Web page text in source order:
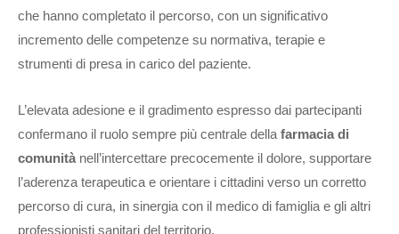
che hanno completato il percorso, con un significativo
incremento delle competenze su normativa, terapie e
strumenti di presa in carico del paziente.
L’elevata adesione e il gradimento espresso dai partecipanti
confermano il ruolo sempre più centrale della farmacia di
comunità nell’intercettare precocemente il dolore, supportare
l’aderenza terapeutica e orientare i cittadini verso un corretto
percorso di cura, in sinergia con il medico di famiglia e gli altri
professionisti sanitari del territorio.